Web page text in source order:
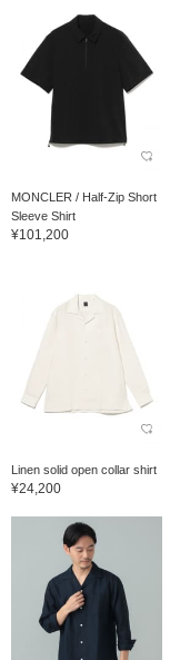
MONCLER / Half-Zip Short
Sleeve Shirt
¥101,200
Linen solid open collar shirt
¥24,200